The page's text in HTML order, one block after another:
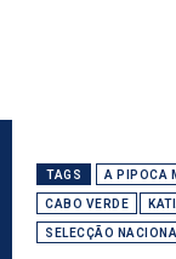
TAGS A PIPOCA
CABO VERDE
SELECÇÃO